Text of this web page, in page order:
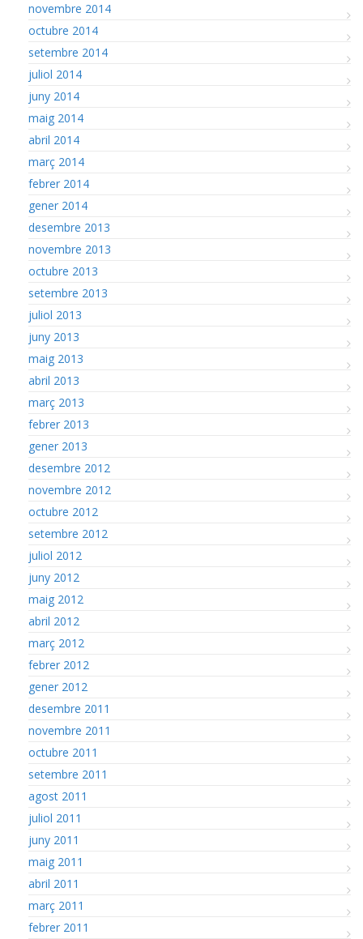
novembre 2014
octubre 2014
setembre 2014
juliol 2014
juny 2014
maig 2014
abril 2014
març 2014
febrer 2014
gener 2014
desembre 2013
novembre 2013
octubre 2013
setembre 2013
juliol 2013
juny 2013
maig 2013
abril 2013
març 2013
febrer 2013
gener 2013
desembre 2012
novembre 2012
octubre 2012
setembre 2012
juliol 2012
juny 2012
maig 2012
abril 2012
març 2012
febrer 2012
gener 2012
desembre 2011
novembre 2011
octubre 2011
setembre 2011
agost 2011
juliol 2011
juny 2011
maig 2011
abril 2011
març 2011
febrer 2011